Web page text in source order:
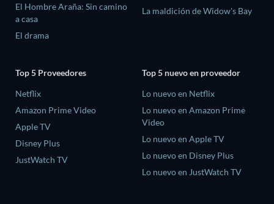
El Hombre Araña: Sin camino
a casa
El drama
La maldición de Widow's Bay
Top 5 Proveedores
Netflix
Amazon Prime Video
Apple TV
Disney Plus
JustWatch TV
Top 5 nuevo en proveedor
Lo nuevo en Netflix
Lo nuevo en Amazon Prime
Video
Lo nuevo en Apple TV
Lo nuevo en Disney Plus
Lo nuevo en JustWatch TV